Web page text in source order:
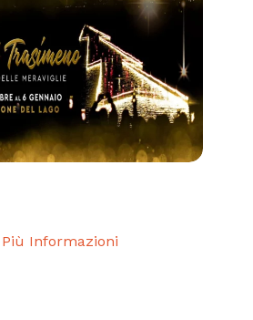
Più Informazioni